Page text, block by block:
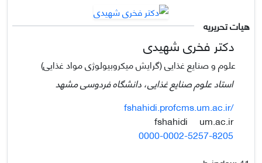
هیات تحریریه
دکتر فخری شهیدی
علوم و صنایع غذایی (گرایش میکرو‌بیو‌لوژی مواد غذایی)
استاد علوم صنایع غذایی، دانشگاه فردوسی مشهد
fshahidi.profcms.um.ac.ir/
fshahidi
um.ac.ir
0000-0002-5257-8205